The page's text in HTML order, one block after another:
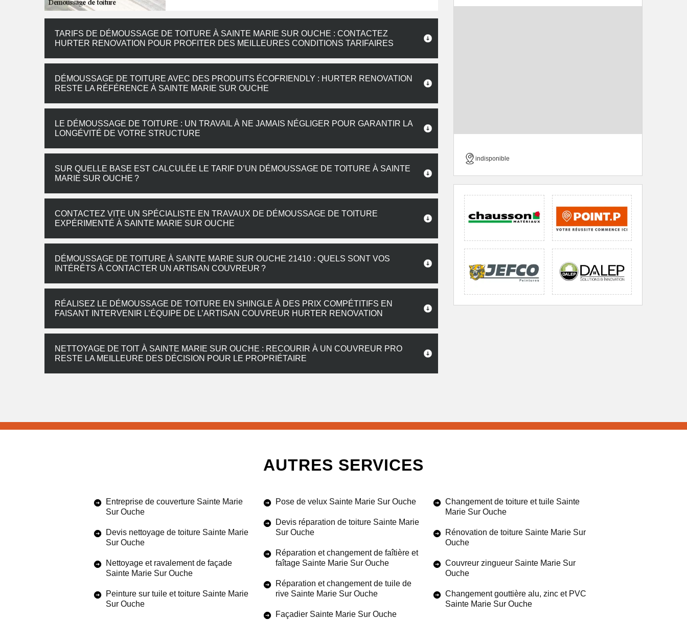
TARIFS DE DÉMOUSSAGE DE TOITURE À SAINTE MARIE SUR OUCHE : CONTACTEZ
HURTER RENOVATION POUR PROFITER DES MEILLEURES CONDITIONS TARIFAIRES
DÉMOUSSAGE DE TOITURE AVEC DES PRODUITS ÉCOFRIENDLY : HURTER RENOVATION
RESTE LA RÉFÉRENCE À SAINTE MARIE SUR OUCHE
LE DÉMOUSSAGE DE TOITURE : UN TRAVAIL À NE JAMAIS NÉGLIGER POUR GARANTIR LA
LONGÉVITÉ DE VOTRE STRUCTURE
SUR QUELLE BASE EST CALCULÉE LE TARIF D’UN DÉMOUSSAGE DE TOITURE À SAINTE
MARIE SUR OUCHE ?
CONTACTEZ VITE UN SPÉCIALISTE EN TRAVAUX DE DÉMOUSSAGE DE TOITURE
EXPÉRIMENTÉ À SAINTE MARIE SUR OUCHE
DÉMOUSSAGE DE TOITURE À SAINTE MARIE SUR OUCHE 21410 : QUELS SONT VOS
INTÉRÊTS À CONTACTER UN ARTISAN COUVREUR ?
RÉALISEZ LE DÉMOUSSAGE DE TOITURE EN SHINGLE À DES PRIX COMPÉTITIFS EN
FAISANT INTERVENIR L’ÉQUIPE DE L’ARTISAN COUVREUR HURTER RENOVATION
NETTOYAGE DE TOIT À SAINTE MARIE SUR OUCHE : RECOURIR À UN COUVREUR PRO
RESTE LA MEILLEURE DES DÉCISION POUR LE PROPRIÉTAIRE
indisponible
AUTRES SERVICES
Entreprise de couverture Sainte Marie
Sur Ouche
Devis nettoyage de toiture Sainte Marie
Sur Ouche
Nettoyage et ravalement de façade
Sainte Marie Sur Ouche
Peinture sur tuile et toiture Sainte Marie
Sur Ouche
Pose de velux Sainte Marie Sur Ouche
Devis réparation de toiture Sainte Marie
Sur Ouche
Réparation et changement de faîtière et
faîtage Sainte Marie Sur Ouche
Réparation et changement de tuile de
rive Sainte Marie Sur Ouche
Façadier Sainte Marie Sur Ouche
Changement de toiture et tuile Sainte
Marie Sur Ouche
Rénovation de toiture Sainte Marie Sur
Ouche
Couvreur zingueur Sainte Marie Sur
Ouche
Changement gouttière alu, zinc et PVC
Sainte Marie Sur Ouche